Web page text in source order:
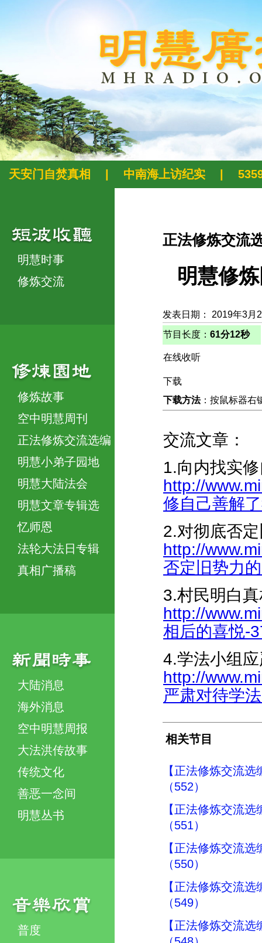
天安门自焚真相 中南海上访纪实
明慧时事
修炼交流
修炼故事
空中明慧周刊
正法修炼交流选编
明慧小弟子园地
明慧大陆法会
明慧文章专辑选
忆师恩
法轮大法日专辑
真相广播稿
大陆消息
海外消息
空中明慧周报
大法洪传故事
传统文化
善恶一念间
明慧丛书
普度
正法修炼交流
明慧修
发表日期： 2019年3月
节目长度： 61分12秒
在线收听
下载
下载方法：按鼠标器右
交流文章：
1.向内找实
http://
修自己善解
2.对彻底否
http://
否定旧势力
3.村民明白
http://
相后的喜悦-
4.学法小组
http://
严肃对待学
相关节目
【正法修炼交流
（552）
【正法修炼交流
（551）
【正法修炼交流
（550）
【正法修炼交流
（549）
【正法修炼交流